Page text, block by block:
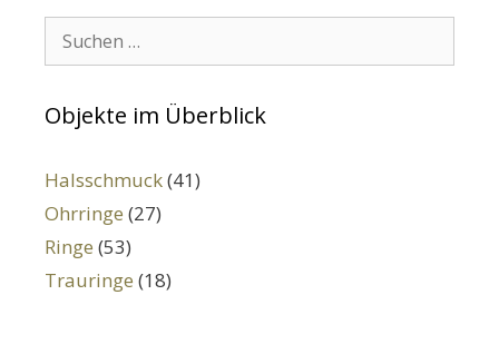
Beiträge
Suchen:
Objekte im Überblick
Halsschmuck(41)
Ohrringe (27)
Ringe (53)
Trauringe (18)